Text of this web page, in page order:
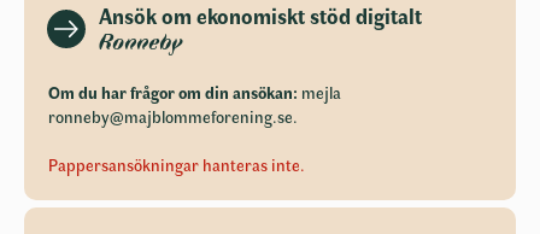
Ansök om ekonomiskt stöd digitalt
Ronneby
Om du har frågor om din ansökan: mejla
ronneby@majblommeforening.se.
Pappersansökningar hanteras inte.